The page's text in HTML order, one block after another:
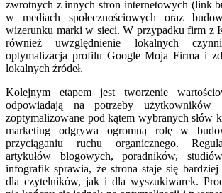
zwrotnych z innych stron internetowych (link
w mediach społecznościowych oraz
wizerunku marki w sieci. W przypadku firm z
również uwzględnienie lokalnych
optymalizacja profilu Google Moja Firma i
lokalnych źródeł.
Kolejnym etapem jest tworzenie
odpowiadają na potrzeby użytkowników
zoptymalizowane pod kątem wybranych słów
marketing odgrywa ogromną rolę w
przyciąganiu ruchu organicznego.
artykułów blogowych, poradników,
infografik sprawia, że strona staje się
dla czytelników, jak i dla wyszukiwarek.